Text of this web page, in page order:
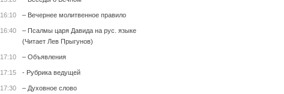
16:10 – Вечернее молитвенное правило
16:40
– Псалмы царя Давида на рус. языке
(Читает Лев Прыгунов)
17:10 – Объявления
17:15 - Рубрика ведущей
17:30 – Духовное слово